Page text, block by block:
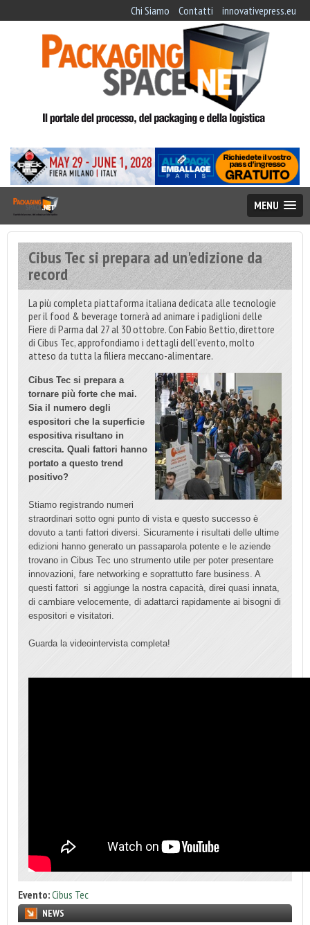
Chi Siamo Contatti innovativepress.eu
MENU
Cibus Tec si prepara ad un'edizione da
record
La più completa piattaforma italiana dedicata alle tecnologie
per il food & beverage tornerà ad animare i padiglioni delle
Fiere di Parma dal 27 al 30 ottobre. Con Fabio Bettio, direttore
di Cibus Tec, approfondiamo i dettagli dell'evento, molto
atteso da tutta la filiera meccano-alimentare.
Cibus Tec si prepara a
tornare più forte che mai.
Sia il numero degli
espositori che la superficie
espositiva risultano in
crescita. Quali fattori hanno
portato a questo trend
positivo?
Stiamo registrando numeri
straordinari sotto ogni punto di vista e questo successo è
dovuto a tanti fattori diversi. Sicuramente i risultati delle ultime
edizioni hanno generato un passaparola potente e le aziende
trovano in Cibus Tec uno strumento utile per poter presentare
innovazioni, fare networking e soprattutto fare business. A
questi fattori si aggiunge la nostra capacità, direi quasi innata,
di cambiare velocemente, di adattarci rapidamente ai bisogni di
espositori e visitatori.
Guarda la videointervista completa!
Evento:Cibus Tec
NEWS